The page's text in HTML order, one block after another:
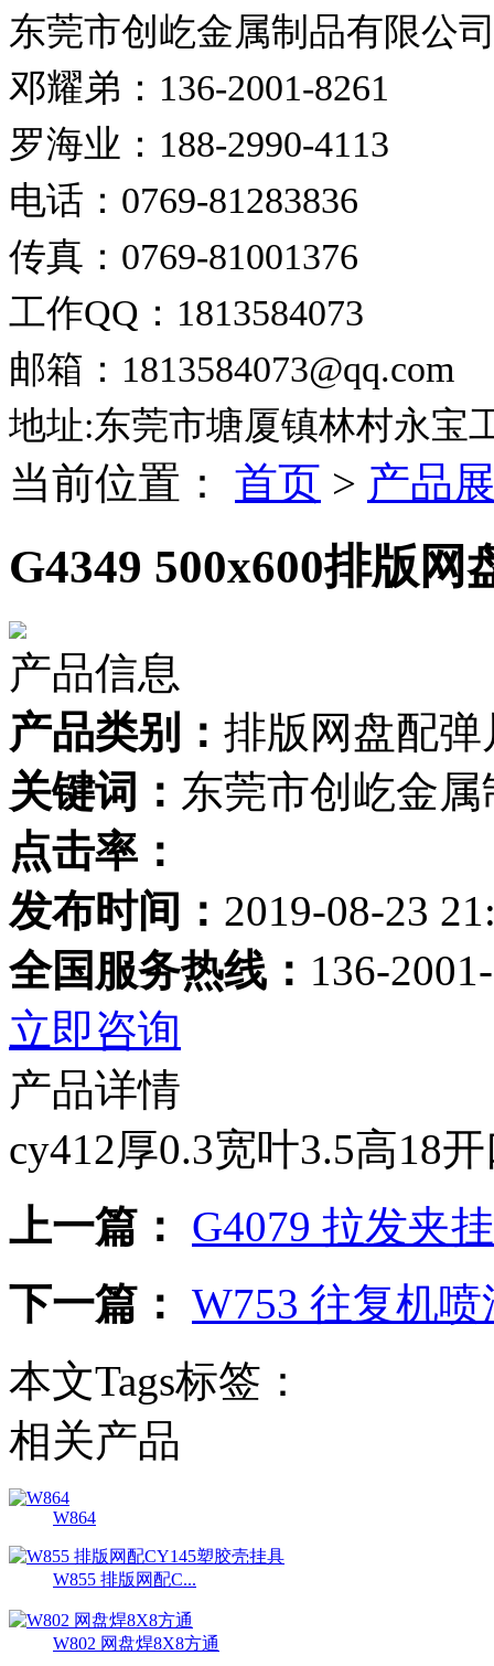
东莞市创屹金属制品有限公
邓耀弟：136-2001-8261
罗海业：188-2990-4113
电话：0769-81283836
传真：0769-81001376
工作QQ：1813584073
邮箱：1813584073@qq.com
地址:东莞市塘厦镇林村永宝
当前位置： 首页 > 产品
G4349 500x600排版
产品信息
产品类别： 排版网盘配弹
关键词： 东莞市创屹金
点击率：
发布时间： 2019-08-23
全国服务热线： 136-
立即咨询
产品详情
cy412厚0.3宽叶3.5高18
上一篇：
G4079 拉发夹
下一篇： W753 往复机
本文Tags标签：
相关产品
W864
W855 排版网配C...
W802 网盘焊8X8方通